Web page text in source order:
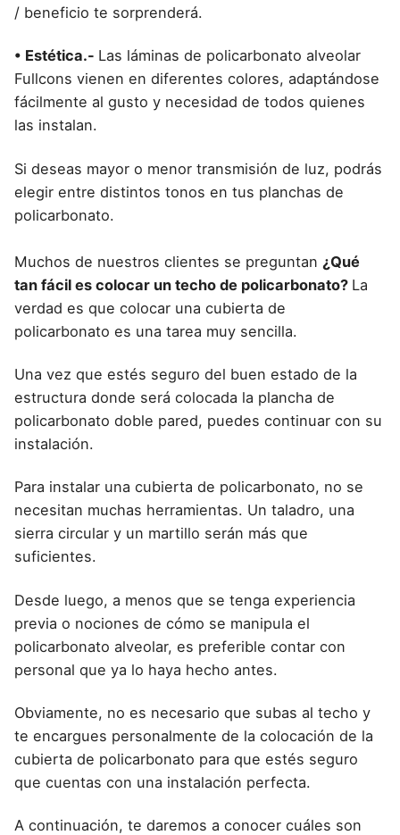
/ beneficio te sorprenderá.
• Estética.- Las láminas de policarbonato alveolar
Fullcons vienen en diferentes colores, adaptándose
fácilmente al gusto y necesidad de todos quienes
las instalan.
Si deseas mayor o menor transmisión de luz, podrás
elegir entre distintos tonos en tus planchas de
policarbonato.
Muchos de nuestros clientes se preguntan ¿Qué
tan fácil es colocar un techo de policarbonato? La
verdad es que colocar una cubierta de
policarbonato es una tarea muy sencilla.
Una vez que estés seguro del buen estado de la
estructura donde será colocada la plancha de
policarbonato doble pared, puedes continuar con su
instalación.
Para instalar una cubierta de policarbonato, no se
necesitan muchas herramientas. Un taladro, una
sierra circular y un martillo serán más que
suficientes.
Desde luego, a menos que se tenga experiencia
previa o nociones de cómo se manipula el
policarbonato alveolar, es preferible contar con
personal que ya lo haya hecho antes.
Obviamente, no es necesario que subas al techo y
te encargues personalmente de la colocación de la
cubierta de policarbonato para que estés seguro
que cuentas con una instalación perfecta.
A continuación, te daremos a conocer cuáles son